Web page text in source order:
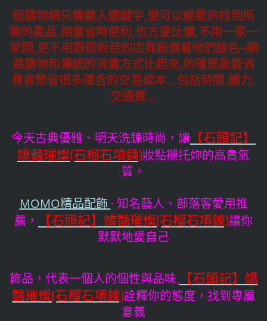
逛購物網只需鍵入關鍵字,便可以輕鬆的找到所
需的產品,相當省時便利,也方便比價,不用一家一
家問,更不用跟很姬芭的店員殺價看他們臉色~網
路購物和傳統的消費方式比起來,的確是能替消
費者節省很多隱含的交易成本...包括時間.體力.
交通費...
今天古典優雅、明天洗鍊時尚，讓 【石頭記】
嬌豔璀燦(石榴石項鍊)妝點襯托妳的高貴氣
質。
MOMO精品配飾 · 知名藝人、部落客愛用推
薦，
【石頭記】嬌豔璀燦(石榴石項鍊)讓你
默默地愛自己
飾品，代表一個人的個性與品味, 【石頭記】嬌
豔璀燦(石榴石項鍊)詮釋你的態度，找到專屬
意義